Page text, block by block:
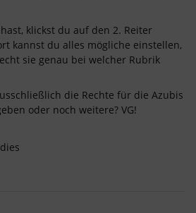
klickst du auf den 2. Reiter
kannst du alles mögliche einstellen,
sie genau bei welcher Rubrik
die Rechte für die Azubis
oder noch weitere? VG!